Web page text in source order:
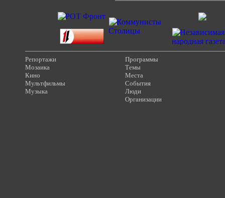
Репортажи
Мозаика
Кино
Мультфильмы
Музыка
Программы
Темы
Места
События
Люди
Организации